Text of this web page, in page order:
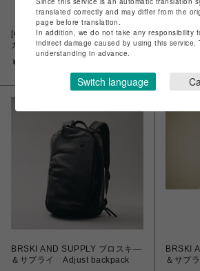
[GASTON LUGA]ガストンルー
ガ スプラッシュ2.0-16 ブラック
￥19,800
trimmers(
Solstice
BRSKI AND SUPPLY ブロスキ―
＆サプライ Adjust backpack
BRSKI
＆サプ
translated correctly and may differ from the
page before translation.
In addition, we do not take any responsibility
indirect damage caused by using this service.
understanding in advance.
Switch language